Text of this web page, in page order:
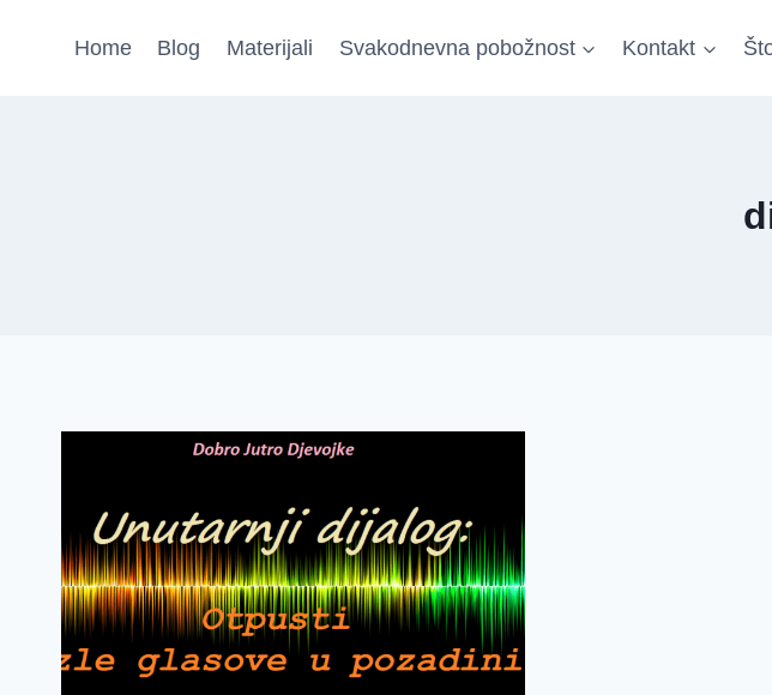
Home Blog Materijali Svakodnevna pobožnost Kontakt